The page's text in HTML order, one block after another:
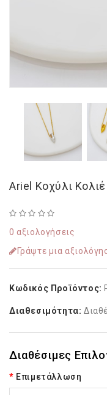
Αriel Κοχύλι
0 αξιολογήσεις
Γράψτε μια
Κωδικός Προϊόντος:
Διαθεσιμότητα:
Διαθέσιμες
Επιμετάλλωση